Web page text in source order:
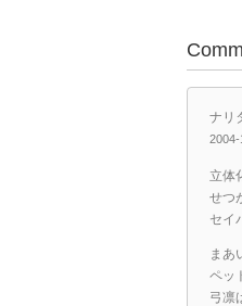
ナリ
2004-
立体
せつ
セイ
まあ
ペッ
弓凛